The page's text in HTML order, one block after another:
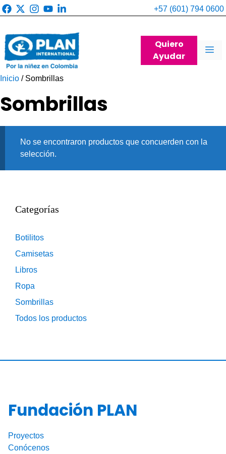
Saltar
al
+57 (601) 794 0600
Quiero
Ayudar
Inicio / Sombrillas
Sombrillas
No se encontraron productos que concuerden con la
selección.
Categorías
Botilitos
Camisetas
Libros
Ropa
Sombrillas
Todos los productos
Fundación PLAN
Proyectos
Conócenos